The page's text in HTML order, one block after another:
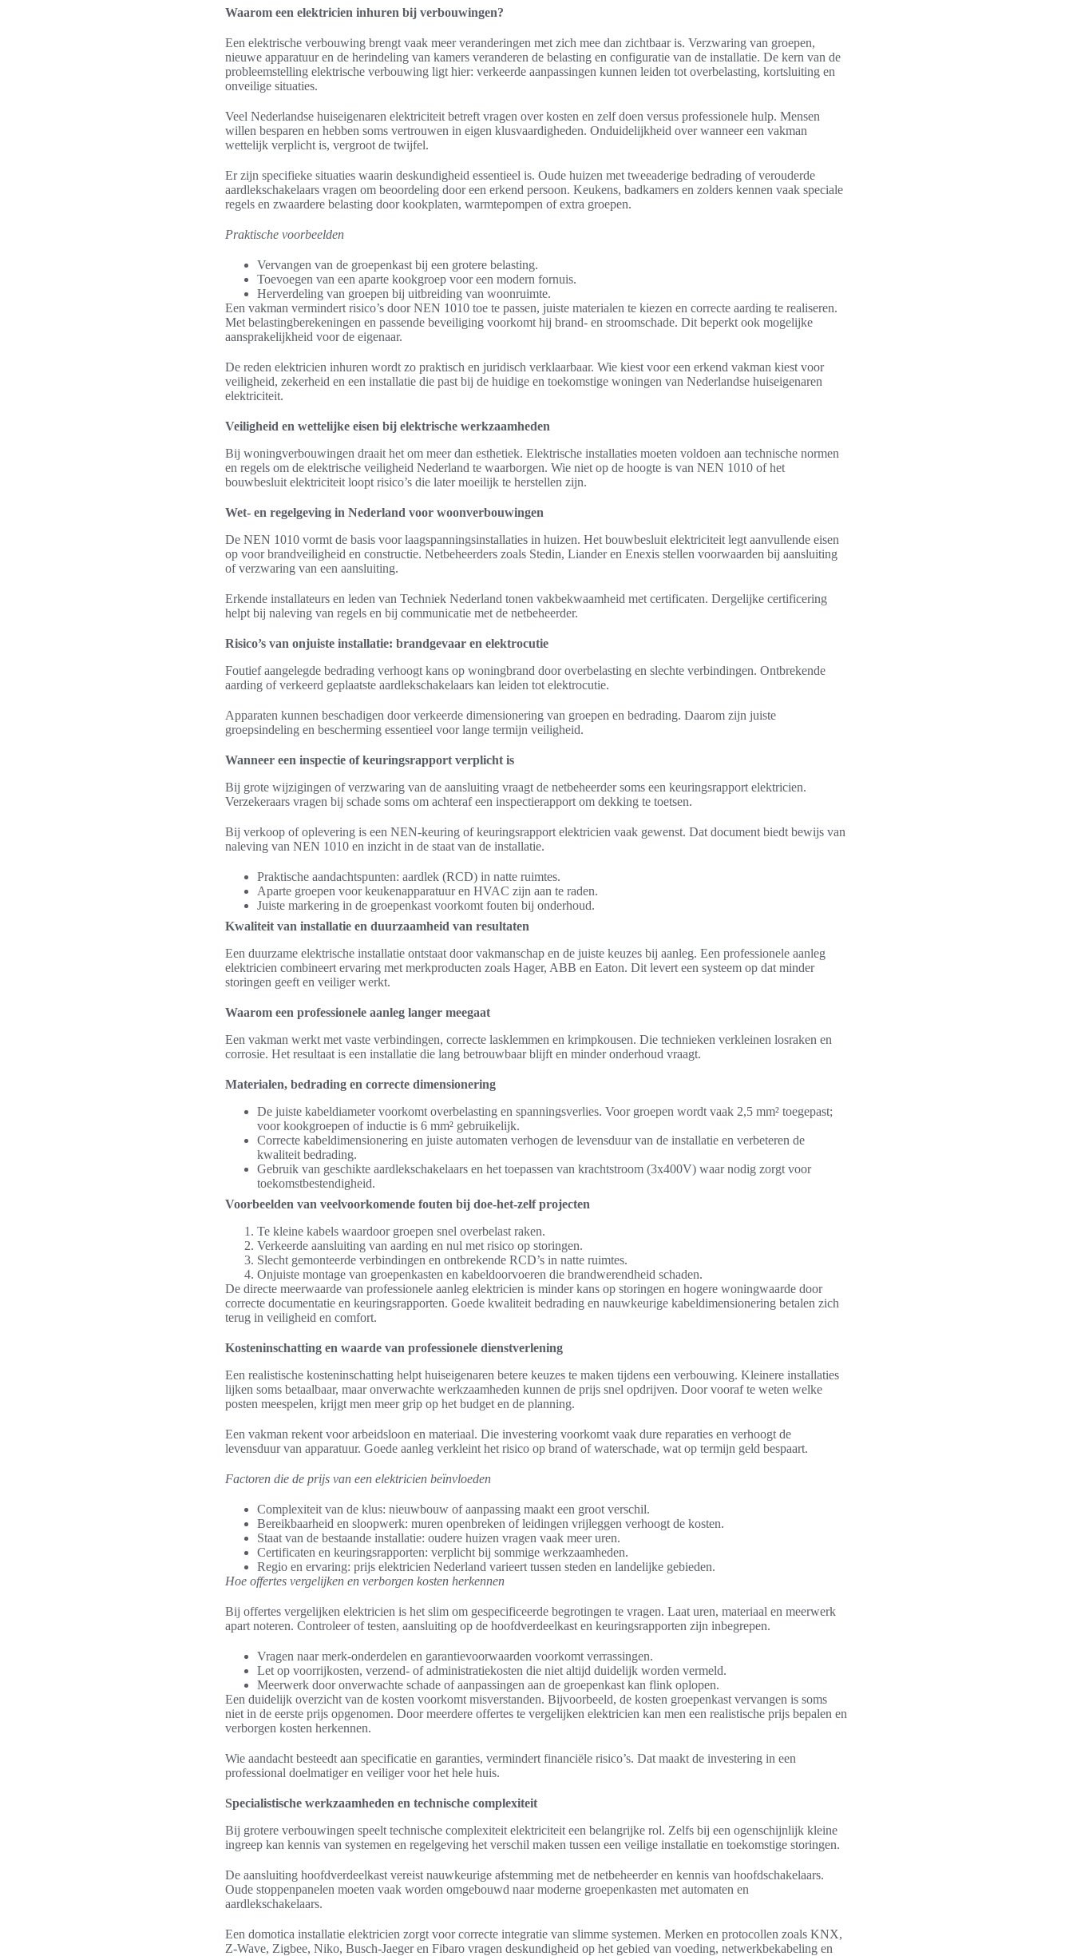
Waarom een elektricien inhuren bij verbouwingen?
Een elektrische verbouwing brengt vaak meer veranderingen met zich mee dan zichtbaar is. Verzwaring van groepen,
nieuwe apparatuur en de herindeling van kamers veranderen de belasting en configuratie van de installatie. De kern van de
probleemstelling elektrische verbouwing ligt hier: verkeerde aanpassingen kunnen leiden tot overbelasting, kortsluiting en
onveilige situaties.
Veel Nederlandse huiseigenaren elektriciteit betreft vragen over kosten en zelf doen versus professionele hulp. Mensen
willen besparen en hebben soms vertrouwen in eigen klusvaardigheden. Onduidelijkheid over wanneer een vakman
wettelijk verplicht is, vergroot de twijfel.
Er zijn specifieke situaties waarin deskundigheid essentieel is. Oude huizen met tweeaderige bedrading of verouderde
aardlekschakelaars vragen om beoordeling door een erkend persoon. Keukens, badkamers en zolders kennen vaak speciale
regels en zwaardere belasting door kookplaten, warmtepompen of extra groepen.
Praktische voorbeelden
Vervangen van de groepenkast bij een grotere belasting.
Toevoegen van een aparte kookgroep voor een modern fornuis.
Herverdeling van groepen bij uitbreiding van woonruimte.
Een vakman vermindert risico’s door NEN 1010 toe te passen, juiste materialen te kiezen en correcte aarding te realiseren.
Met belastingberekeningen en passende beveiliging voorkomt hij brand- en stroomschade. Dit beperkt ook mogelijke
aansprakelijkheid voor de eigenaar.
De reden elektricien inhuren wordt zo praktisch en juridisch verklaarbaar. Wie kiest voor een erkend vakman kiest voor
veiligheid, zekerheid en een installatie die past bij de huidige en toekomstige woningen van Nederlandse huiseigenaren
elektriciteit.
Veiligheid en wettelijke eisen bij elektrische werkzaamheden
Bij woningverbouwingen draait het om meer dan esthetiek. Elektrische installaties moeten voldoen aan technische normen
en regels om de elektrische veiligheid Nederland te waarborgen. Wie niet op de hoogte is van NEN 1010 of het
bouwbesluit elektriciteit loopt risico’s die later moeilijk te herstellen zijn.
Wet- en regelgeving in Nederland voor woonverbouwingen
De NEN 1010 vormt de basis voor laagspanningsinstallaties in huizen. Het bouwbesluit elektriciteit legt aanvullende eisen
op voor brandveiligheid en constructie. Netbeheerders zoals Stedin, Liander en Enexis stellen voorwaarden bij aansluiting
of verzwaring van een aansluiting.
Erkende installateurs en leden van Techniek Nederland tonen vakbekwaamheid met certificaten. Dergelijke certificering
helpt bij naleving van regels en bij communicatie met de netbeheerder.
Risico’s van onjuiste installatie: brandgevaar en elektrocutie
Foutief aangelegde bedrading verhoogt kans op woningbrand door overbelasting en slechte verbindingen. Ontbrekende
aarding of verkeerd geplaatste aardlekschakelaars kan leiden tot elektrocutie.
Apparaten kunnen beschadigen door verkeerde dimensionering van groepen en bedrading. Daarom zijn juiste
groepsindeling en bescherming essentieel voor lange termijn veiligheid.
Wanneer een inspectie of keuringsrapport verplicht is
Bij grote wijzigingen of verzwaring van de aansluiting vraagt de netbeheerder soms een keuringsrapport elektricien.
Verzekeraars vragen bij schade soms om achteraf een inspectierapport om dekking te toetsen.
Bij verkoop of oplevering is een NEN-keuring of keuringsrapport elektricien vaak gewenst. Dat document biedt bewijs van
naleving van NEN 1010 en inzicht in de staat van de installatie.
Praktische aandachtspunten: aardlek (RCD) in natte ruimtes.
Aparte groepen voor keukenapparatuur en HVAC zijn aan te raden.
Juiste markering in de groepenkast voorkomt fouten bij onderhoud.
Kwaliteit van installatie en duurzaamheid van resultaten
Een duurzame elektrische installatie ontstaat door vakmanschap en de juiste keuzes bij aanleg. Een professionele aanleg
elektricien combineert ervaring met merkproducten zoals Hager, ABB en Eaton. Dit levert een systeem op dat minder
storingen geeft en veiliger werkt.
Waarom een professionele aanleg langer meegaat
Een vakman werkt met vaste verbindingen, correcte lasklemmen en krimpkousen. Die technieken verkleinen losraken en
corrosie. Het resultaat is een installatie die lang betrouwbaar blijft en minder onderhoud vraagt.
Materialen, bedrading en correcte dimensionering
De juiste kabeldiameter voorkomt overbelasting en spanningsverlies. Voor groepen wordt vaak 2,5 mm² toegepast;
voor kookgroepen of inductie is 6 mm² gebruikelijk.
Correcte kabeldimensionering en juiste automaten verhogen de levensduur van de installatie en verbeteren de
kwaliteit bedrading.
Gebruik van geschikte aardlekschakelaars en het toepassen van krachtstroom (3x400V) waar nodig zorgt voor
toekomstbestendigheid.
Voorbeelden van veelvoorkomende fouten bij doe-het-zelf projecten
Te kleine kabels waardoor groepen snel overbelast raken.
Verkeerde aansluiting van aarding en nul met risico op storingen.
Slecht gemonteerde verbindingen en ontbrekende RCD’s in natte ruimtes.
Onjuiste montage van groepenkasten en kabeldoorvoeren die brandwerendheid schaden.
De directe meerwaarde van professionele aanleg elektricien is minder kans op storingen en hogere woningwaarde door
correcte documentatie en keuringsrapporten. Goede kwaliteit bedrading en nauwkeurige kabeldimensionering betalen zich
terug in veiligheid en comfort.
Kosteninschatting en waarde van professionele dienstverlening
Een realistische kosteninschatting helpt huiseigenaren betere keuzes te maken tijdens een verbouwing. Kleinere installaties
lijken soms betaalbaar, maar onverwachte werkzaamheden kunnen de prijs snel opdrijven. Door vooraf te weten welke
posten meespelen, krijgt men meer grip op het budget en de planning.
Een vakman rekent voor arbeidsloon en materiaal. Die investering voorkomt vaak dure reparaties en verhoogt de
levensduur van apparatuur. Goede aanleg verkleint het risico op brand of waterschade, wat op termijn geld bespaart.
Factoren die de prijs van een elektricien beïnvloeden
Complexiteit van de klus: nieuwbouw of aanpassing maakt een groot verschil.
Bereikbaarheid en sloopwerk: muren openbreken of leidingen vrijleggen verhoogt de kosten.
Staat van de bestaande installatie: oudere huizen vragen vaak meer uren.
Certificaten en keuringsrapporten: verplicht bij sommige werkzaamheden.
Regio en ervaring: prijs elektricien Nederland varieert tussen steden en landelijke gebieden.
Hoe offertes vergelijken en verborgen kosten herkennen
Bij offertes vergelijken elektricien is het slim om gespecificeerde begrotingen te vragen. Laat uren, materiaal en meerwerk
apart noteren. Controleer of testen, aansluiting op de hoofdverdeelkast en keuringsrapporten zijn inbegrepen.
Vragen naar merk-onderdelen en garantievoorwaarden voorkomt verrassingen.
Let op voorrijkosten, verzend- of administratiekosten die niet altijd duidelijk worden vermeld.
Meerwerk door onverwachte schade of aanpassingen aan de groepenkast kan flink oplopen.
Een duidelijk overzicht van de kosten voorkomt misverstanden. Bijvoorbeeld, de kosten groepenkast vervangen is soms
niet in de eerste prijs opgenomen. Door meerdere offertes te vergelijken elektricien kan men een realistische prijs bepalen en
verborgen kosten herkennen.
Wie aandacht besteedt aan specificatie en garanties, vermindert financiële risico’s. Dat maakt de investering in een
professional doelmatiger en veiliger voor het hele huis.
Specialistische werkzaamheden en technische complexiteit
Bij grotere verbouwingen speelt technische complexiteit elektriciteit een belangrijke rol. Zelfs bij een ogenschijnlijk kleine
ingreep kan kennis van systemen en regelgeving het verschil maken tussen een veilige installatie en toekomstige storingen.
De aansluiting hoofdverdeelkast vereist nauwkeurige afstemming met de netbeheerder en kennis van hoofdschakelaars.
Oude stoppenpanelen moeten vaak worden omgebouwd naar moderne groepenkasten met automaten en
aardlekschakelaars.
Een domotica installatie elektricien zorgt voor correcte integratie van slimme systemen. Merken en protocollen zoals KNX,
Z-Wave, Zigbee, Niko, Busch-Jaeger en Fibaro vragen deskundigheid op het gebied van voeding, netwerkbekabeling en